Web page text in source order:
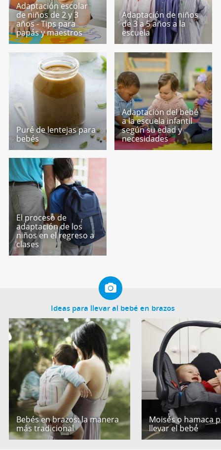
Adaptación escolar
de niños de 2 y 3
años - Tips para
papás y maestros
Adaptación de niños
de 3 a 5 años a la
escuela
Puré de lentejas para
bebés
Adaptación del bebé
a la escuela infantil
según su edad y
necesidades
El proceso de
adaptación de los
niños en el regreso a
clases
Ideas para llevar al bebé en brazos
Bebés en brazos: la manera
más tradicional
Moisés o hamaca
llevar el bebé